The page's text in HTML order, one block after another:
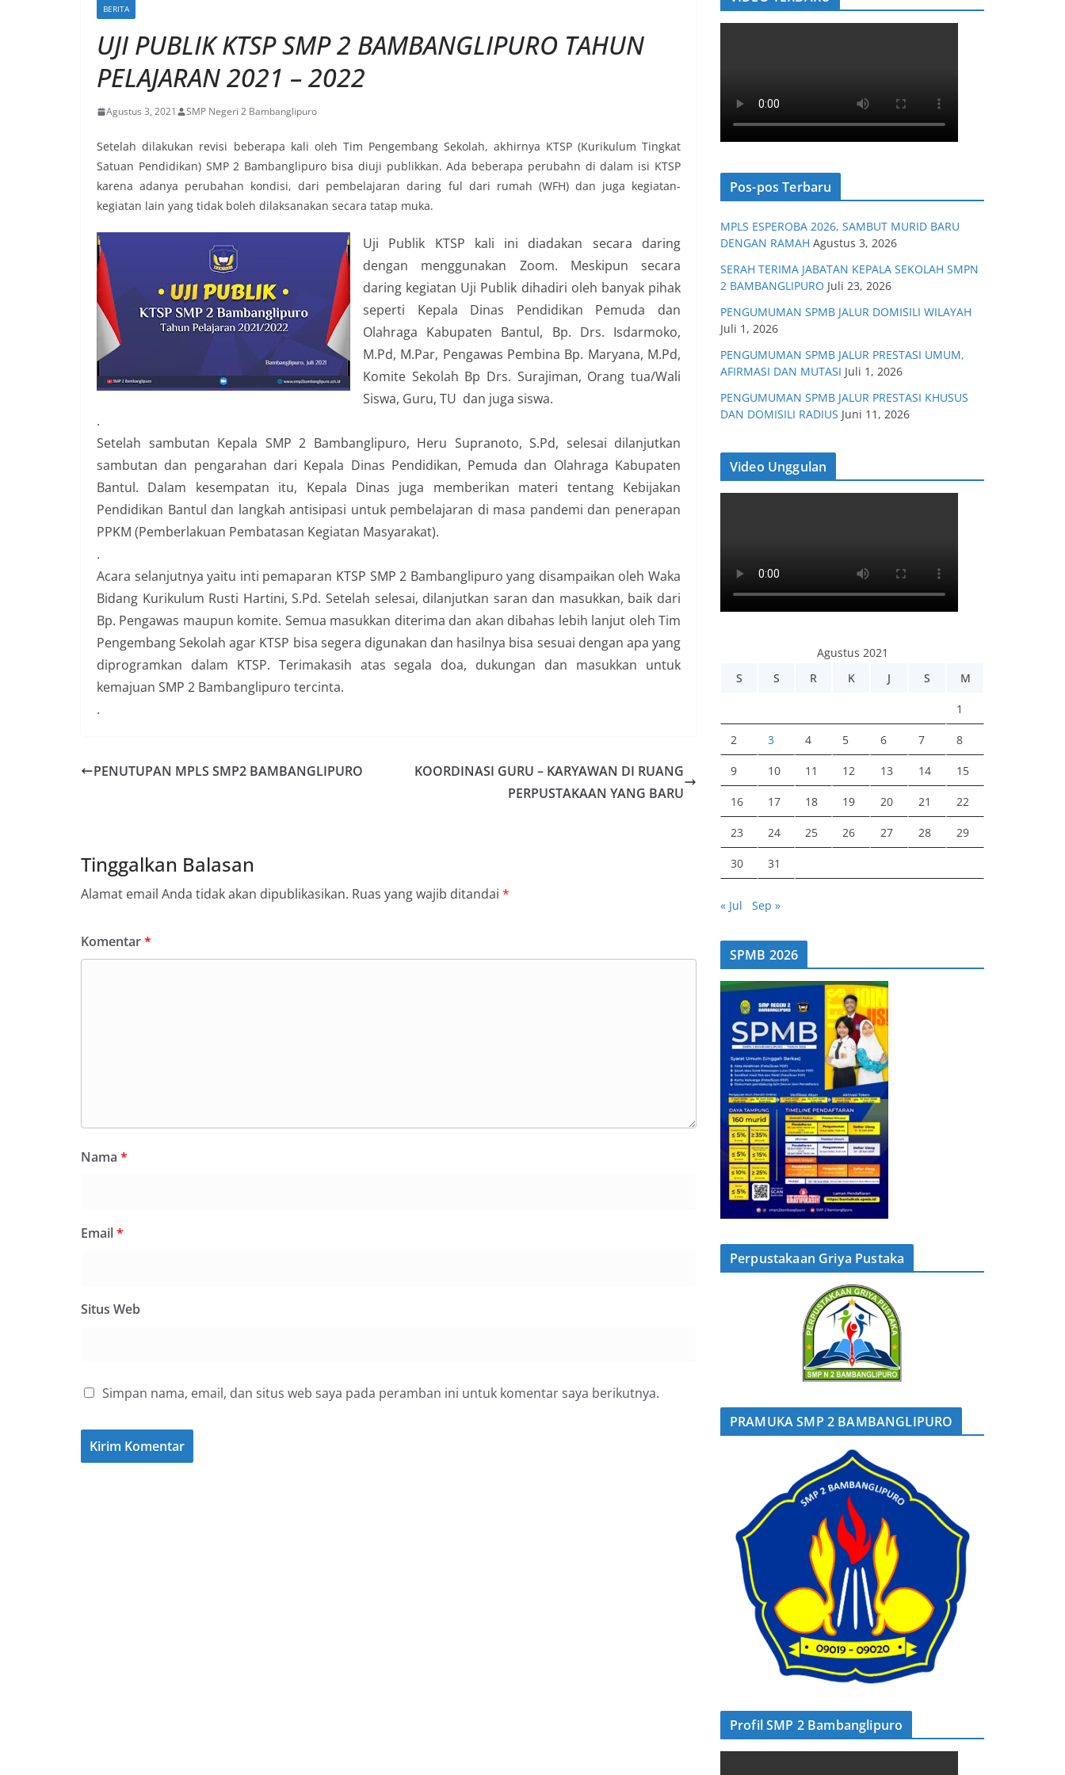
BERITA
UJI PUBLIK KTSP SMP 2 BAMBANGLIPURO TAHUN
PELAJARAN 2021 – 2022
Agustus 3, 2021 SMP Negeri 2 Bambanglipuro
Setelah dilakukan revisi beberapa kali oleh Tim Pengembang Sekolah, akhirnya KTSP (Kurikulum Tingkat
Satuan Pendidikan) SMP 2 Bambanglipuro bisa diuji publikkan. Ada beberapa perubahn di dalam isi KTSP
karena adanya perubahan kondisi, dari pembelajaran daring ful dari rumah (WFH) dan juga kegiatan-
kegiatan lain yang tidak boleh dilaksanakan secara tatap muka.
Uji Publik KTSP kali ini diadakan secara daring
dengan menggunakan Zoom. Meskipun secara
daring kegiatan Uji Publik dihadiri oleh banyak pihak
seperti Kepala Dinas Pendidikan Pemuda dan
Olahraga Kabupaten Bantul, Bp. Drs. Isdarmoko,
M.Pd, M.Par, Pengawas Pembina Bp. Maryana, M.Pd,
Komite Sekolah Bp Drs. Surajiman, Orang tua/Wali
Siswa, Guru, TU dan juga siswa.
.
Setelah sambutan Kepala SMP 2 Bambanglipuro, Heru Supranoto, S.Pd, selesai dilanjutkan
sambutan dan pengarahan dari Kepala Dinas Pendidikan, Pemuda dan Olahraga Kabupaten
Bantul. Dalam kesempatan itu, Kepala Dinas juga memberikan materi tentang Kebijakan
Pendidikan Bantul dan langkah antisipasi untuk pembelajaran di masa pandemi dan penerapan
PPKM (Pemberlakuan Pembatasan Kegiatan Masyarakat).
.
Acara selanjutnya yaitu inti pemaparan KTSP SMP 2 Bambanglipuro yang disampaikan oleh Waka
Bidang Kurikulum Rusti Hartini, S.Pd. Setelah selesai, dilanjutkan saran dan masukkan, baik dari
Bp. Pengawas maupun komite. Semua masukkan diterima dan akan dibahas lebih lanjut oleh Tim
Pengembang Sekolah agar KTSP bisa segera digunakan dan hasilnya bisa sesuai dengan apa yang
diprogramkan dalam KTSP. Terimakasih atas segala doa, dukungan dan masukkan untuk
kemajuan SMP 2 Bambanglipuro tercinta.
.
PENUTUPAN MPLS SMP2 BAMBANGLIPURO
KOORDINASI GURU – KARYAWAN DI RUANG
PERPUSTAKAAN YANG BARU
Tinggalkan Balasan
Alamat email Anda tidak akan dipublikasikan. Ruas yang wajib ditandai *
Komentar*
Nama *
Email*
Situs Web
Simpan nama, email, dan situs web saya pada peramban ini untuk komentar saya berikutnya.
Pos-pos Terbaru
MPLS ESPEROBA 2026, SAMBUT MURID BARU
DENGAN RAMAH Agustus 3, 2026
SERAH TERIMA JABATAN KEPALA SEKOLAH SMPN
2 BAMBANGLIPURO Juli 23, 2026
PENGUMUMAN SPMB JALUR DOMISILI WILAYAH
Juli 1, 2026
PENGUMUMAN SPMB JALUR PRESTASI UMUM,
AFIRMASI DAN MUTASI Juli 1, 2026
PENGUMUMAN SPMB JALUR PRESTASI KHUSUS
DAN DOMISILI RADIUS Juni 11, 2026
Video Unggulan
Agustus 2021
S
S R K J S M
1
2 3 4 5 6 7 8
9 10 11 12 13 14 15
16 17 18 19 20 21 22
23 24 25 26 27 28 29
30 31
« Jul Sep »
SPMB 2026
Perpustakaan Griya Pustaka
PRAMUKA SMP 2 BAMBANGLIPURO
Profil SMP 2 Bambanglipuro